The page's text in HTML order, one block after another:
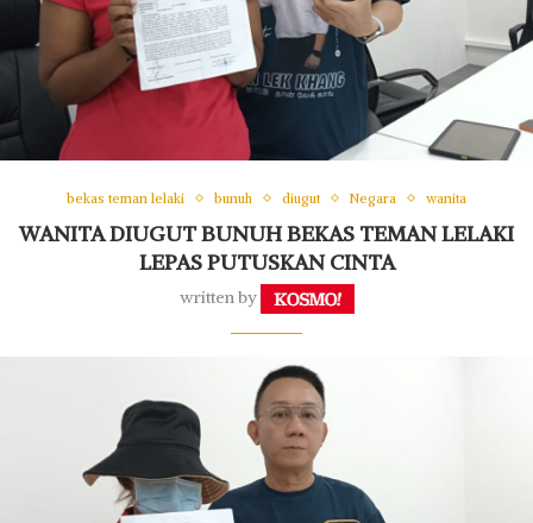
bekas teman lelaki bunuh diugut Negara wanita
WANITA DIUGUT BUNUH BEKAS TEMAN LELAKI
LEPAS PUTUSKAN CINTA
written by